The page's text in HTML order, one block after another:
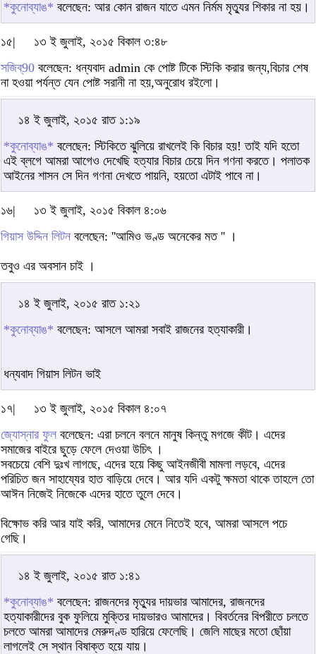
*কুনোব্যাঙ* বলেছেন: আর কোন রাজন যাতে এমন নির্মম মৃত্যুর শিকার না হয়।
১৫|
১৩ ই জুলাই, ২০১৫ বিকাল ৩:৪৮
সজিব্90 বলেছেন: ধন্যবাদ admin কে পোষ্ট টিকে স্টিকি করার জন্য,বিচার শেষ
না হওয়া পর্যন্ত যেন পোষ্ট সরানী না হয়,অনুরোধ রইলো।
১৪ ই জুলাই, ২০১৫ রাত ১:১৯
*কুনোব্যাঙ* বলেছেন: স্টিকিতে ঝুলিয়ে রাখলেই কি বিচার হয়! তাই যদি হতো
এই ব্লগে আমরা আগেও দেখেছি হত্যার বিচার চেয়ে দিন গণনা করতে। পলাতক
আইনের শাসন সে দিন গণনা দেখতে পায়নি, হয়তো এটাই পাবে না।
১৬|
১৩ ই জুলাই, ২০১৫ বিকাল ৪:০৬
গিয়াস উদ্দিন লিটন বলেছেন: ''আমিও ভণ্ড অনেকের মত '' ।
তবুও এর অবসান চাই ।
১৪ ই জুলাই, ২০১৫ রাত ১:২১
*কুনোব্যাঙ* বলেছেন: আসলে আমরা সবাই রাজনের হত্যাকারী।
ধন্যবাদ গিয়াস লিটন ভাই
১৭|
১৩ ই জুলাই, ২০১৫ বিকাল ৪:০৭
জ্যোস্নার ফুল বলেছেন: এরা চলনে বলনে মানুষ কিন্তু মগজে কীট। এদের
সমাজের বাইরে ছুড়ে ফেলে দেওয়া উচিৎ ।
সবচেয়ে বেশি দুঃখ লাগছে, এদের হয়ে কিছু আইনজীবী মামলা লড়বে, এদের
পরিচিত জন সাহায্যের হাত বাড়িয়ে দেবে। আর যদি একটু ক্ষমতা থাকে তাহলে তো
আঈন নিজেই নিজেকে এদের হাতে তুলে দেবে।
বিক্ষোভ করি আর যাই করি, আমাদের মেনে নিতেই হবে, আমরা আসলে পচে
গেছি।
১৪ ই জুলাই, ২০১৫ রাত ১:৪১
*কুনোব্যাঙ* বলেছেন: রাজনদের মৃত্যুর দায়ভার আমাদের, রাজনদের
হত্যাকারীদের বুক ফুলিয়ে মুক্তির দায়ভারও আমাদের। বিবর্তনের বিপরীতে চলতে
চলতে আমরা আমাদের মেরুদণ্ড হারিয়ে ফেলেছি। জেলি মাছের মতো ছোঁয়া
লাগলেই সে স্থান বিষাক্ত হয়ে যায়।